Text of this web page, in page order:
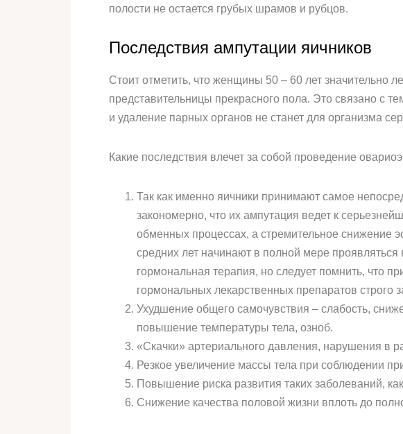
полости не остается грубых шрамов и рубцов.
Последствия ампутации яичников
Стоит отметить, что женщины 50 – 60 лет значительно
представительницы прекрасного пола. Это связано с
и удаление парных органов не станет для организма
Какие последствия влечет за собой проведение
Так как именно яичники принимают самое
закономерно, что их ампутация ведет к
обменных процессах, а стремительное снижение
средних лет начинают в полной мере
гормональная терапия, но следует помнить, что
гормональных лекарственных препаратов строго
Ухудшение общего самочувствия – слабость,
повышение температуры тела, озноб.
«Скачки» артериального давления, нарушения в
Резкое увеличение массы тела при соблюдении
Повышение риска развития таких заболеваний,
Снижение качества половой жизни вплоть до